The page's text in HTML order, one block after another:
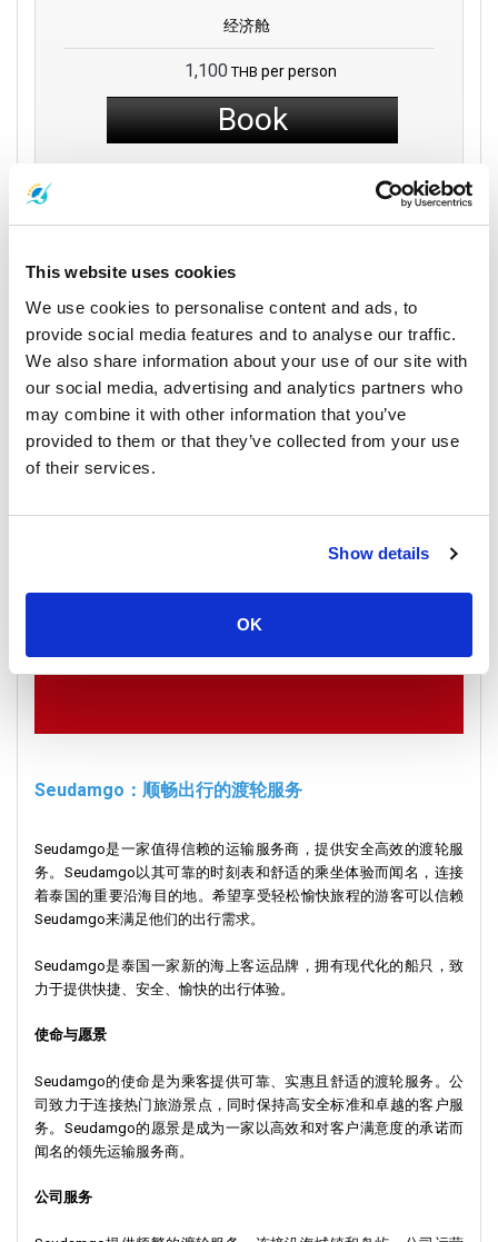
This website uses cookies
We use cookies to personalise content and ads, to
provide social media features and to analyse our traffic.
We also share information about your use of our site with
our social media, advertising and analytics partners who
may combine it with other information that you’ve
provided to them or that they’ve collected from your use
of their services.
Show details
OK
经济舱
1,100 THB per person
Book
Seudamgo：顺畅出行的渡轮服务
Seudamgo是一家值得信赖的运输服务商，提供安全高效的渡轮服
务。Seudamgo以其可靠的时刻表和舒适的乘坐体验而闻名，连接
着泰国的重要沿海目的地。希望享受轻松愉快旅程的游客可以信赖
Seudamgo来满足他们的出行需求。
Seudamgo是泰国一家新的海上客运品牌，拥有现代化的船只，致
力于提供快捷、安全、愉快的出行体验。
使命与愿景
Seudamgo的使命是为乘客提供可靠、实惠且舒适的渡轮服务。公
司致力于连接热门旅游景点，同时保持高安全标准和卓越的客户服
务。Seudamgo的愿景是成为一家以高效和对客户满意度的承诺而
闻名的领先运输服务商。
公司服务